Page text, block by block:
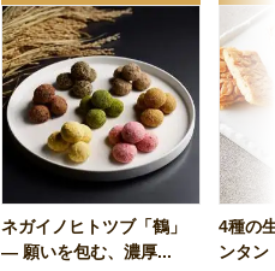
ネガイノヒトツブ「鶴」
― 願いを包む、濃厚...
4種の
ンタン